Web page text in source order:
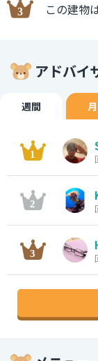
この建物
アドバイ
週間